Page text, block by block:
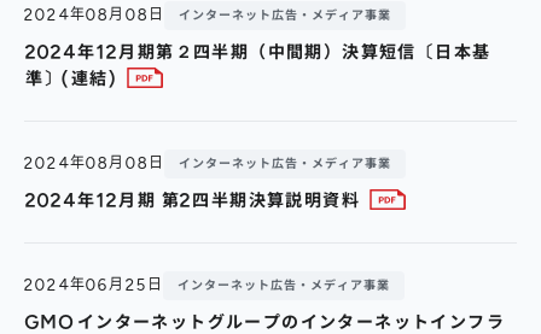
2024年08月08日 インターネット広告・メディア事業
2024年12月期第２四半期（中間期）決算短信〔日本基
準〕(連結)
2024年08月08日 インターネット広告・メディア事業
2024年12月期 第2四半期決算説明資料
2024年06月25日 インターネット広告・メディア事業
GMOインターネットグループのインターネットインフラ